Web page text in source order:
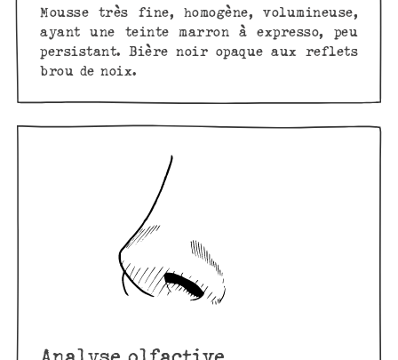
Mousse très fine, homogène, volumineuse,
ayant une teinte marron à expresso, peu
persistant. Bière noir opaque aux reflets
brou de noix.